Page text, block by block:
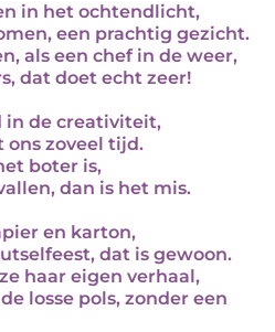
in het ochtendlicht,
een prachtig gezicht.
als een chef in de weer,
dat doet echt zeer!
in de creativiteit,
zoveel tijd.
boter is,
dan is het mis.
en karton,
dat is gewoon.
haar eigen verhaal,
losse pols, zonder een